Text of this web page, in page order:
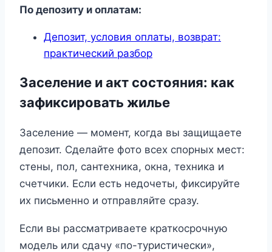
По депозиту и оплатам:
Депозит, условия оплаты, возврат:
практический разбор
Заселение и акт состояния: как
зафиксировать жилье
Заселение — момент, когда вы защищаете
депозит. Сделайте фото всех спорных мест:
стены, пол, сантехника, окна, техника и
счетчики. Если есть недочеты, фиксируйте
их письменно и отправляйте сразу.
Если вы рассматриваете краткосрочную
модель или сдачу «по-туристически»,